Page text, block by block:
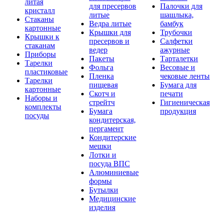
литая
кристалл
Стаканы
картонные
Крышки к
стаканам
Приборы
Тарелки
пластиковые
Тарелки
картонные
Наборы и
комплекты
посуды
для пресервов
литые
Ведра литые
Крышки для
пресервов и
ведер
Пакеты
Фольга
Пленка
пищевая
Скотч и
стрейтч
Бумага
кондитерская,
пергамент
Кондитерские
мешки
Лотки и
посуда ВПС
Алюминиевые
формы
Бутылки
Медицинские
изделия
Палочки для
шашлыка,
бамбук
Трубочки
Салфетки
ажурные
Тарталетки
Весовые и
чековые ленты
Бумага для
печати
Гигиеническая
продукция